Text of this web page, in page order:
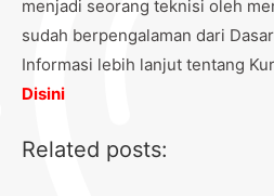
menjadi seorang teknisi oleh
sudah berpengalaman dari
Informasi lebih lanjut tentang
Disini
Related posts: